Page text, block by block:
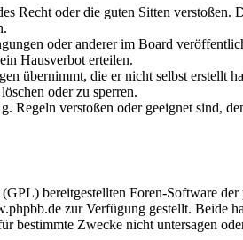
Recht oder die guten Sitten verstoßen.
oder anderer im Board
Hausverbot erteilen.
übernimmt, die er nicht selbst erstellt
oder zu sperren.
Regeln verstoßen oder geeignet sind,
bereitgestellten Foren-Software
zur Verfügung gestellt. Beide
Zwecke nicht untersagen